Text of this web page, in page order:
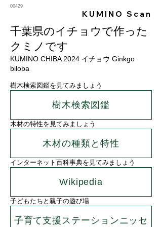
00429
KUMINO Scan
千葉県のイチョウで作った
クミノです
KUMINO CHIBA 2024 イチョウ Ginkgo
biloba
樹木検索図鑑を見てみましょう
樹木検索図鑑
木材の特性を見てみましょう
木材の種類と特性
インターネット百科事典を見てみましょう
Wikipedia
子どもたちと親子の遊び場
子育て支援ステーションニッセ